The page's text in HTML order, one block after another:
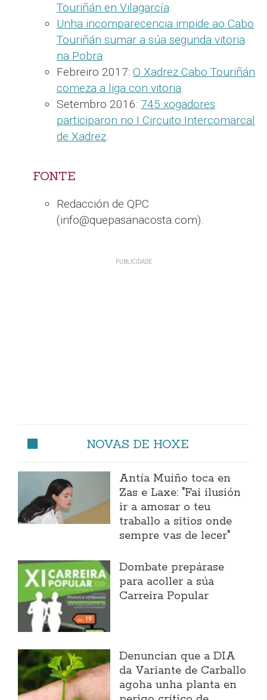
Touriñán en Vilagarcía.
Unha incomparecencia impide ao Cabo
Touriñán sumar a súa segunda vitoria
na Pobra
Febreiro 2017: O Xadrez Cabo Touriñán
comeza a liga con vitoria.
Setembro 2016: 745 xogadores
participaron no I Circuito Intercomarcal
de Xadrez.
FONTE
Redacción de QPC
(info@quepasanacosta.com).
NOVAS DE HOXE
Antía Muíño toca en
Zas e Laxe: "Fai ilusión
ir a amosar o teu
traballo a sitios onde
sempre vas de lecer"
Dombate prepárase
para acoller a súa
Carreira Popular
Denuncian que a DIA
da Variante de Carballo
agoha unha planta en